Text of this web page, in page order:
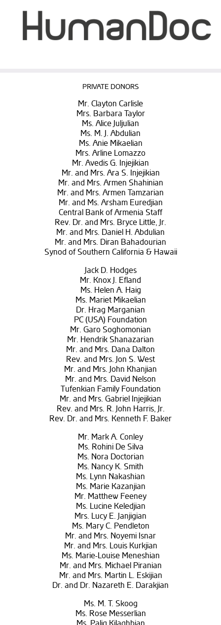
PRIVATE DONORS
Mr. Clayton Carlisle
Mrs. Barbara Taylor
Ms. Alice Juljulian
Ms. M. J. Abdulian
Ms. Anie Mikaelian
Mrs. Arline Lomazzo
Mr. Avedis G. Injejikian
Mr. and Mrs. Ara S. Injejikian
Mr. and Mrs. Armen Shahinian
Mr. and Mrs. Armen Tamzarian
Mr. and Ms. Arsham Euredjian
Central Bank of Armenia Staff
Rev. Dr. and Mrs. Bryce Little, Jr.
Mr. and Mrs. Daniel H. Abdulian
Mr. and Mrs. Diran Bahadourian
Synod of Southern California & Hawaii
Jack D. Hodges
Mr. Knox J. Efland
Ms. Helen A. Haig
Ms. Mariet Mikaelian
Dr. Hrag Marganian
PC (USA) Foundation
Mr. Garo Soghomonian
Mr. Hendrik Shanazarian
Mr. and Mrs. Dana Dalton
Rev. and Mrs. Jon S. West
Mr. and Mrs. John Khanjian
Mr. and Mrs. David Nelson
Tufenkian Family Foundation
Mr. and Mrs. Gabriel Injejikian
Rev. and Mrs. R. John Harris, Jr.
Rev. Dr. and Mrs. Kenneth F. Baker
Mr. Mark A. Conley
Ms. Rohini De Silva
Ms. Nora Doctorian
Ms. Nancy K. Smith
Ms. Lynn Nakashian
Ms. Marie Kazanjian
Mr. Matthew Feeney
Ms. Lucine Keledjian
Mrs. Lucy E. Janjigian
Ms. Mary C. Pendleton
Mr. and Mrs. Noyemi Isnar
Mr. and Mrs. Louis Kurkjian
Ms. Marie-Louise Meneshian
Mr. and Mrs. Michael Piranian
Mr. and Mrs. Martin L. Eskijian
Dr. and Dr. Nazareth E. Darakjian
Ms. M. T. Skoog
Ms. Rose Messerlian